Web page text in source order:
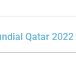
Qatar 2022